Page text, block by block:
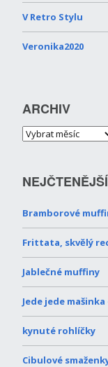
V Retro Stylu
Veronika2020
ARCHIV
NEJČTENĚJŠÍ
Bramborové
Frittata, skvělý
Jablečné muffiny
Jede jede
kynuté rohlíčky
Cibulové